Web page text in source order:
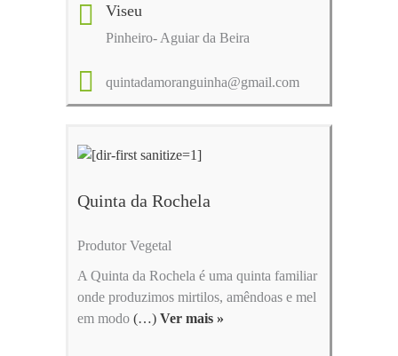
Viseu
Pinheiro- Aguiar da Beira
quintadamoranguinha@gmail.com
Quinta da Rochela
Produtor Vegetal
A Quinta da Rochela é uma quinta familiar
onde produzimos mirtilos, amêndoas e mel
em modo (…) Ver mais »